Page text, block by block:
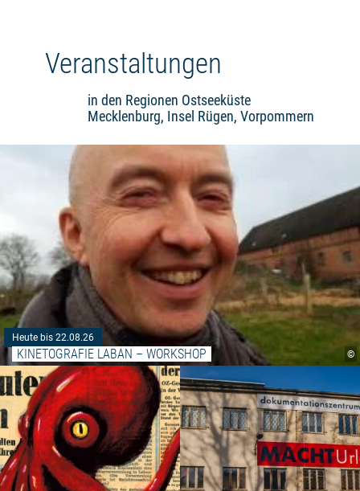
Veranstaltungen
in den Regionen Ostseeküste
Mecklenburg, Insel Rügen, Vorpommern
©
Heute bis 22.08.26
KINETOGRAFIE LABAN – WORKSHOP